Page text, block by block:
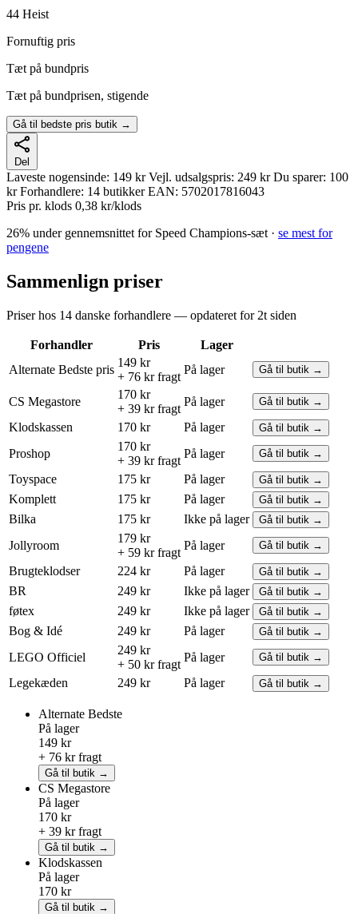
44 Heist
Fornuftig pris
Tæt på bundpris
Tæt på bundprisen, stigende
Gå til bedste pris butik →
Del
Laveste nogensinde: 149 kr Vejl. udsalgspris: 249 kr Du sparer: 100
kr Forhandlere: 14 butikker EAN: 5702017816043
Pris pr. klods 0,38 kr/klods
26% under gennemsnittet for Speed Champions-sæt · se mest for
pengene
Sammenlign priser
Priser hos 14 danske forhandlere — opdateret for 2t siden
Forhandler Pris
Lager
Alternate Bedste pris
149 kr
+ 76 kr fragt
På lager Gå til butik →
CS Megastore
170 kr
+ 39 kr fragt
På lager Gå til butik →
Klodskassen 170 kr På lager Gå til butik →
Proshop
170 kr
+ 39 kr fragt
På lager Gå til butik →
Toyspace 175 kr På lager Gå til butik →
Komplett 175 kr På lager Gå til butik →
Bilka 175 kr Ikke på lager Gå til butik →
Jollyroom
179 kr
+ 59 kr fragt
På lager Gå til butik →
Brugteklodser 224 kr På lager Gå til butik →
BR 249 kr Ikke på lager Gå til butik →
føtex 249 kr Ikke på lager Gå til butik →
Bog & Idé 249 kr På lager Gå til butik →
LEGO Officiel
249 kr
+ 50 kr fragt
På lager Gå til butik →
Legekæden 249 kr På lager Gå til butik →
Alternate Bedste
På lager
149 kr
+ 76 kr fragt
Gå til butik →
CS Megastore
På lager
170 kr
+ 39 kr fragt
Gå til butik →
Klodskassen
På lager
170 kr
Gå til butik →